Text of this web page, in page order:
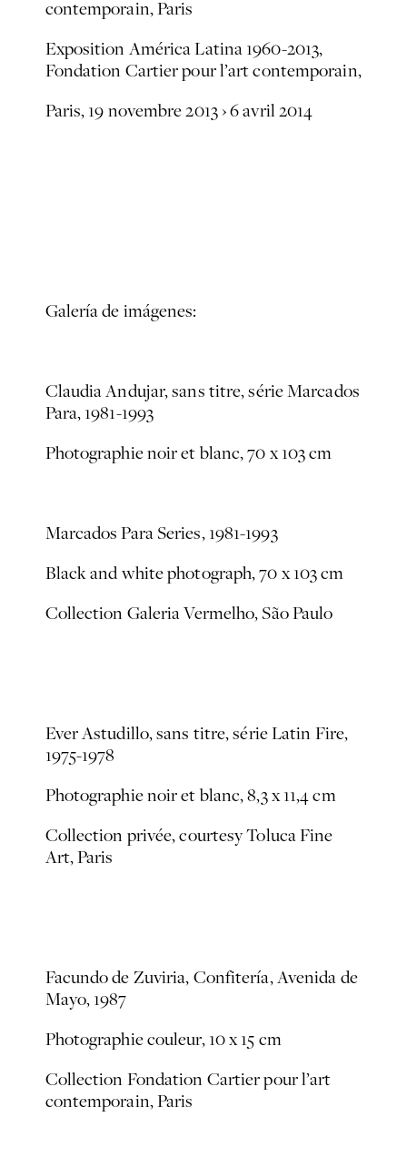
contemporain, Paris
ExpositionAmérica Latina 1960-2013,
Fondation Cartier pour l’art contemporain,
Paris, 19 novembre 2013 › 6 avril 2014
Galería de imágenes:
Claudia Andujar, sans titre, sérieMarcados
Para, 1981-1993
Photographie noir et blanc, 70 x 103 cm
Marcados ParaSeries, 1981-1993
Black and white photograph, 70 x 103 cm
Collection Galeria Vermelho, São Paulo
Ever Astudillo, sans titre, sérieLatin Fire,
1975-1978
Photographie noir et blanc, 8,3 x 11,4 cm
Collection privée, courtesy Toluca Fine
Art, Paris
Facundo de Zuviria,Confitería, Avenida de
Mayo, 1987
Photographie couleur, 10 x 15 cm
Collection Fondation Cartier pour l’art
contemporain, Paris